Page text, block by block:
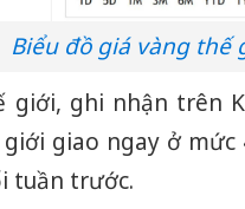
Biểu đồ giá vàng thế
ghi nhận trên
giao ngay ở mức
tuần trước.